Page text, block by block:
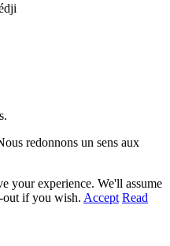
redonnons un sens aux
your experience. We'll assume
out if you wish. Accept Read